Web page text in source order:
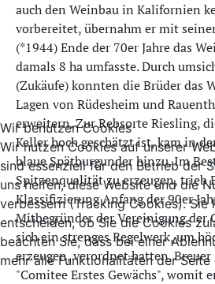
auch den Weinbau in Kalifornien
vorbereitet, übernahm er mit
(*1944) Ende der 70er Jahre das
damals 8 ha umfasste. Durch
(Zukäufe) konnten die Brüder das
Lagen von Rüdesheim und
erweitern. Zur Rebsorte Riesling,
Keller hoch geschätzt ist, kam in
blaue Spätburgunder hinzu. Im
Spitzenqualität zu erzeugen, trieb
Klassifizierung Anfang der 90er
Mitbegründer der Vereinigung der
sich ein strenges Regelwerk, um
erzeugen, verordnet hatten. Breuer
"Comitee Erstes Gewächs", womit
Wir benutzen Cookies
Wir nutzen Cookies auf unserer
sind essenziell für den Betrieb der
uns helfen, diese Website und die
verbessern (Tracking Cookies). Sie
entscheiden, ob Sie die Cookies
beachten Sie, dass bei einer
mehr alle Funktionalitäten der